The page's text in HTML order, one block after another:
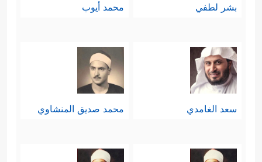
بشر لطفي محمد أيوب
سعد الغامدي محمد صديق المنشاوي